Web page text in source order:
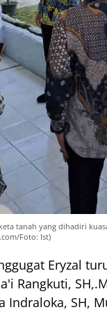
tanah yang dihadiri
Foto: Ist)
Eryzal
Rangkuti,
SH,